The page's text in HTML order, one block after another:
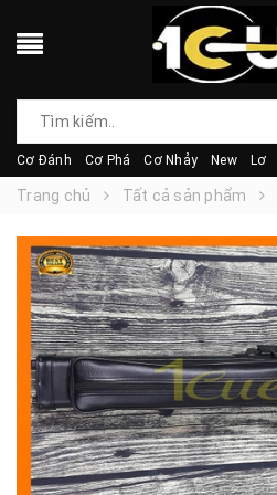
Cơ Đánh Cơ Phá Cơ Nhảy New Lơ
Trang chủ Tất cả sản phẩm